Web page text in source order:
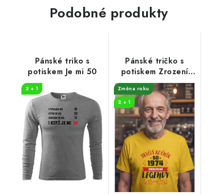
Podobné produkty
Pánské triko s
potiskem Je mi 50
2 + 1
Pánské tričko s
potiskem Zrození
legendy
Změna roku
2 + 1